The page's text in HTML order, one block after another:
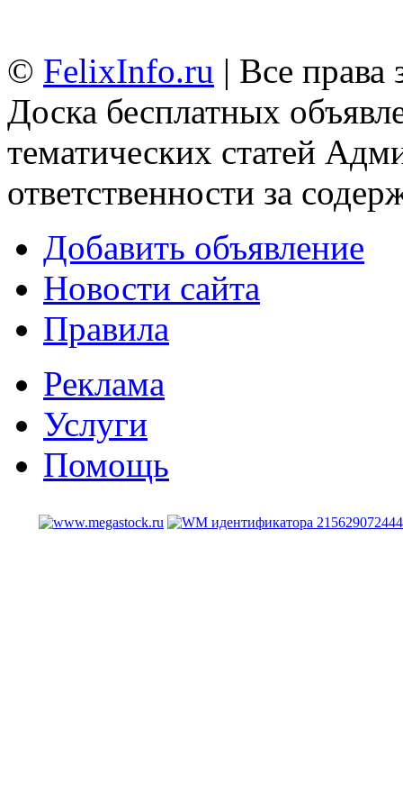
© FelixInfo.ru | Все
Доска бесплатных
тематических статей
ответственности за
Добавить объявление
Новости сайта
Правила
Реклама
Услуги
Помощь